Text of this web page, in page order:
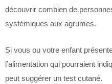
découvrir combien de
systémiques aux agrumes.
Si vous ou votre enfant
l’alimentation qui pourraient
peut suggérer un test cutané.